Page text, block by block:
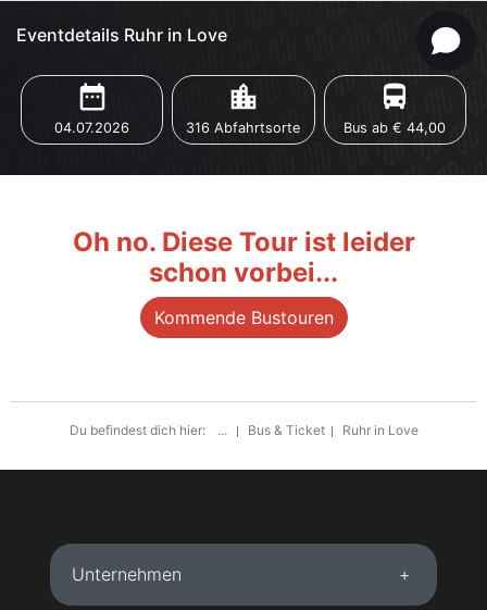
Eventdetails Ruhr in Love
date_range
04.07.2026
location_city
316 Abfahrtsorte
directions_bus
Bus ab € 44,00
Oh no. Diese Tour ist leider
schon vorbei...
Kommende Bustouren
Du befindest dich hier: ... Bus & Ticket Ruhr in Love
Unternehmen